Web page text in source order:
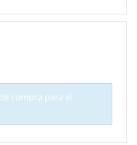
compra para el